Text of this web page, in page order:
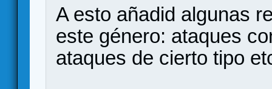
A esto añadid algunas
este género: ataques
ataques de cierto tipo